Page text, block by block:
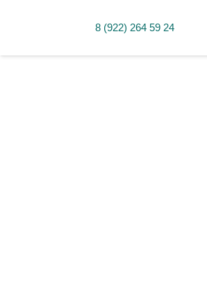
8 (922) 264 59 24